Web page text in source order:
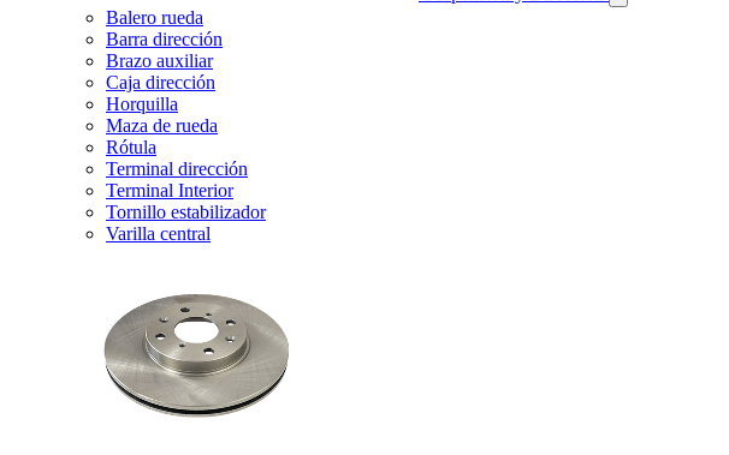
Balero rueda
Barra dirección
Brazo auxiliar
Caja dirección
Horquilla
Maza de rueda
Rótula
Terminal dirección
Terminal Interior
Tornillo estabilizador
Varilla central